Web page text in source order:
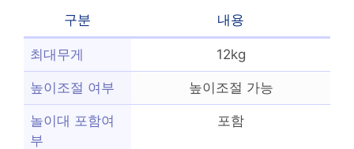
구분 내용
최대무게 12kg
높이조절 여부 높이조절 가능
놀이대 포함여
부
포함